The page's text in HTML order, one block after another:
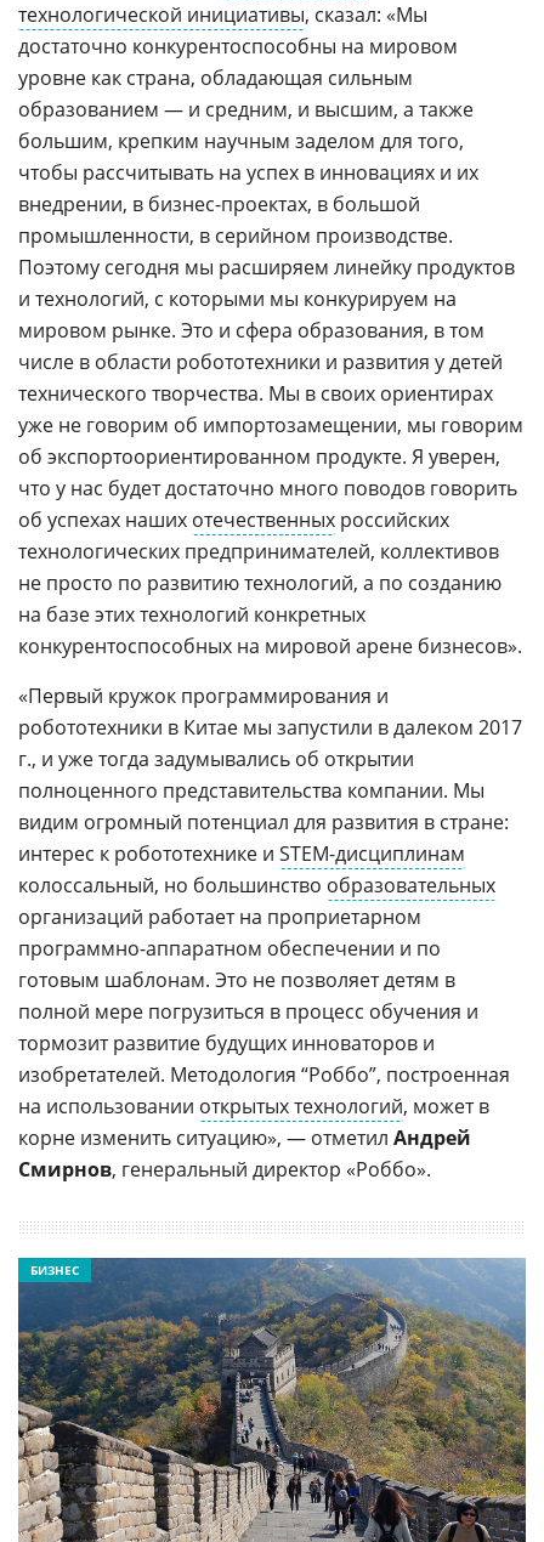
технологической инициативы, сказал: «Мы
достаточно конкурентоспособны на мировом
уровне как страна, обладающая сильным
образованием — и средним, и высшим, а также
большим, крепким научным заделом для того,
чтобы рассчитывать на успех в инновациях и их
внедрении, в бизнес-проектах, в большой
промышленности, в серийном производстве.
Поэтому сегодня мы расширяем линейку продуктов
и технологий, с которыми мы конкурируем на
мировом рынке. Это и сфера образования, в том
числе в области робототехники и развития у детей
технического творчества. Мы в своих ориентирах
уже не говорим об импортозамещении, мы говорим
об экспортоориентированном продукте. Я уверен,
что у нас будет достаточно много поводов говорить
об успехах наших отечественных российских
технологических предпринимателей, коллективов
не просто по развитию технологий, а по созданию
на базе этих технологий конкретных
конкурентоспособных на мировой арене бизнесов».
«Первый кружок программирования и
робототехники в Китае мы запустили в далеком 2017
г., и уже тогда задумывались об открытии
полноценного представительства компании. Мы
видим огромный потенциал для развития в стране:
интерес к робототехнике и STEM-дисциплинам
колоссальный, но большинство образовательных
организаций работает на проприетарном
программно-аппаратном обеспечении и по
готовым шаблонам. Это не позволяет детям в
полной мере погрузиться в процесс обучения и
тормозит развитие будущих инноваторов и
изобретателей. Методология “Роббо”, построенная
на использовании открытых технологий, может в
корне изменить ситуацию», — отметил Андрей
Смирнов, генеральный директор «Роббо».
БИЗНЕС